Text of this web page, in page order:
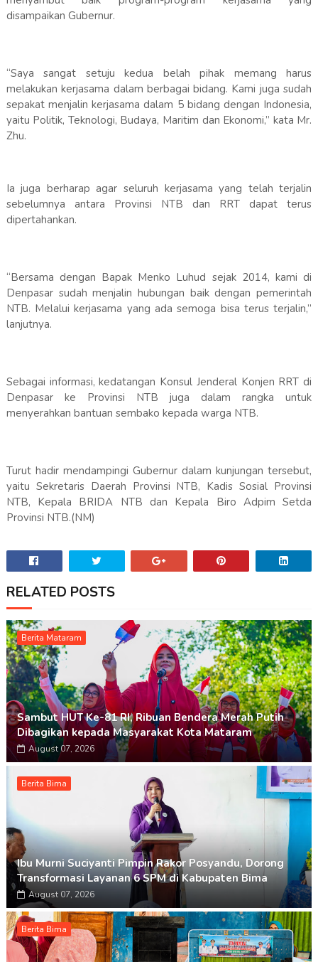
disampaikan Gubernur.
“Saya sangat setuju kedua belah pihak memang harus
melakukan kerjasama dalam berbagai bidang. Kami juga sudah
sepakat menjalin kerjasama dalam 5 bidang dengan Indonesia,
yaitu Politik, Teknologi, Budaya, Maritim dan Ekonomi,” kata Mr.
Zhu.
Ia juga berharap agar seluruh kerjasama yang telah terjalin
sebelumnya antara Provinsi NTB dan RRT dapat terus
dipertahankan.
“Bersama dengan Bapak Menko Luhud sejak 2014, kami di
Denpasar sudah menjalin hubungan baik dengan pemerintah
NTB. Melalui kerjasama yang ada semoga bisa terus terjalin,”
lanjutnya.
Sebagai informasi, kedatangan Konsul Jenderal Konjen RRT di
Denpasar ke Provinsi NTB juga dalam rangka untuk
menyerahkan bantuan sembako kepada warga NTB.
Turut hadir mendampingi Gubernur dalam kunjungan tersebut,
yaitu Sekretaris Daerah Provinsi NTB, Kadis Sosial Provinsi
NTB, Kepala BRIDA NTB dan Kepala Biro Adpim Setda
Provinsi NTB.(NM)
RELATED POSTS
Berita Mataram
Sambut HUT Ke-81 RI, Ribuan Bendera Merah Putih
Dibagikan kepada Masyarakat Kota Mataram
August 07, 2026
Berita Bima
Ibu Murni Suciyanti Pimpin Rakor Posyandu, Dorong
Transformasi Layanan 6 SPM di Kabupaten Bima
August 07, 2026
Berita Bima